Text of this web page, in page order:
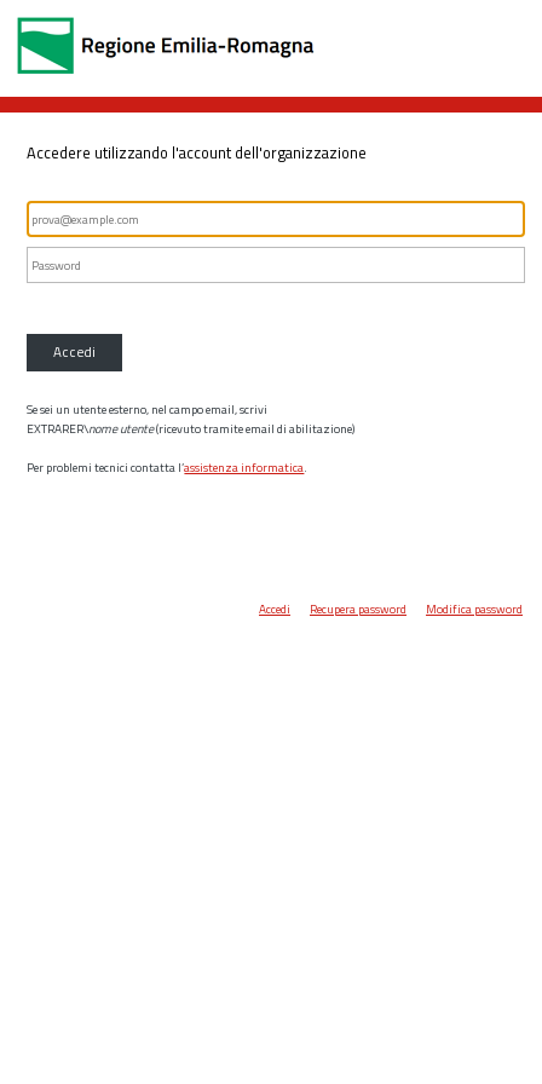
Accedere utilizzando l'account dell'organizzazione
Accedi
Se sei un utente esterno, nel campo email, scrivi
EXTRARER\nome utente(ricevuto tramite email di abilitazione)
Per problemi tecnici contatta l’assistenza informatica.
Accedi Recupera password Modifica password